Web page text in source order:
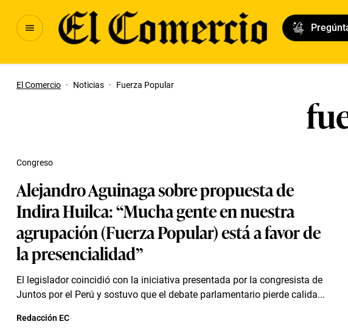
El Comercio · Noticias · Fuerza Popular
Alejandro Aguinaga sobre propuesta de
Indira Huilca: “Mucha gente en nuestra
agrupación (Fuerza Popular) está a favor de
la presencialidad”
El legislador coincidió con la iniciativa presentada por la congresista de
Juntos por el Perú y sostuvo que el debate parlamentario pierde calida...
Congreso
Redacción EC